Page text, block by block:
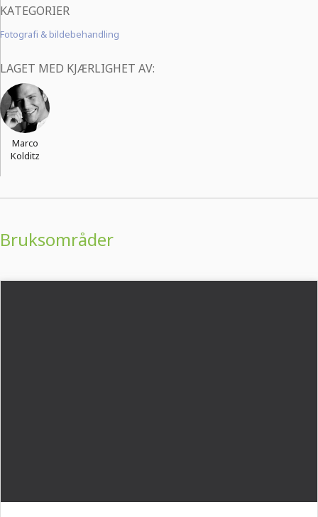
KATEGORIER
Fotografi & bildebehandling
LAGET MED KJÆRLIGHET AV:
Marco
Kolditz
Bruksområder